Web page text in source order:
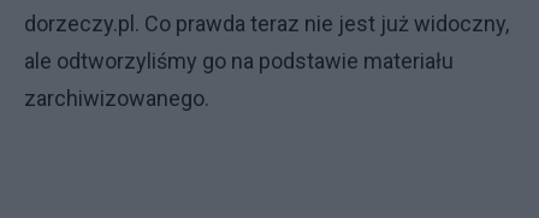
dorzeczy.pl. Co prawda teraz nie jest już widoczny,
ale odtworzyliśmy go na podstawie materiału
zarchiwizowanego.